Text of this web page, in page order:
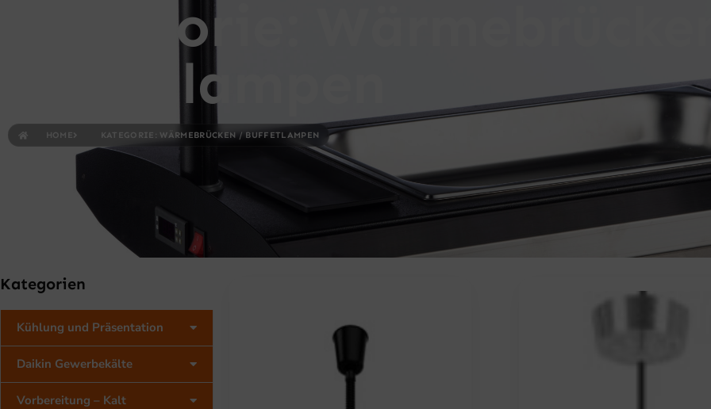
Kategorie:
Buffetlampen
HOME KATEGORIE: WÄRMEBRÜCKEN / BUFFETLAMPEN
Kategorien
Kühlung und Präsentation
Daikin Gewerbekälte
Vorbereitung – Kalt
Seite